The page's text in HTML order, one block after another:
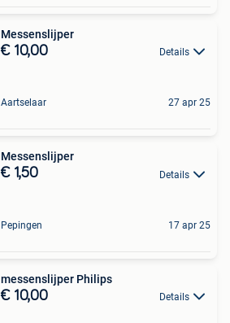
Messenslijper
€ 10,00 Details
Aartselaar 27 apr 25
Messenslijper
€ 1,50 Details
Pepingen 17 apr 25
messenslijper Philips
€ 10,00 Details